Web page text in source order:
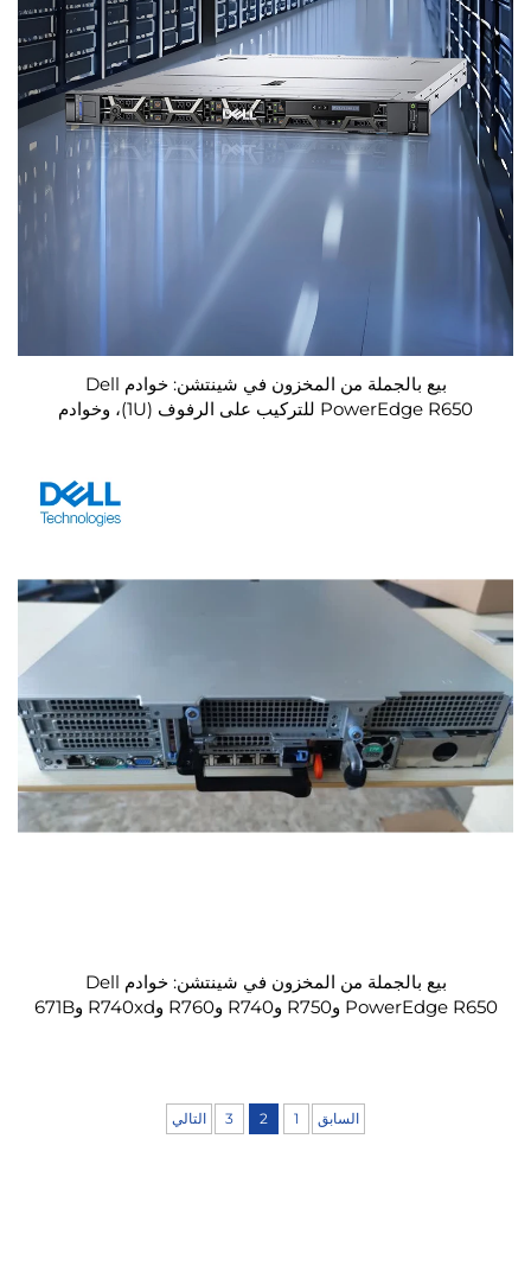
بيع بالجملة من المخزون في شينتشن: خوادم Dell
PowerEdge R650 للتركيب على الرفوف (1U)، وخوادم
بيع بالجملة من المخزون في شينتشن: خوادم Dell
PowerEdge R650 وR750 وR740 وR760 وR740xd و671B
السابق 1
2
3 التالي